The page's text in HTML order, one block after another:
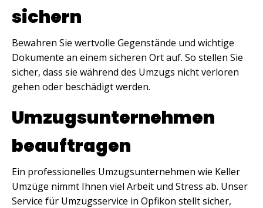
sichern
Bewahren Sie wertvolle Gegenstände und wichtige
Dokumente an einem sicheren Ort auf. So stellen Sie
sicher, dass sie während des Umzugs nicht verloren
gehen oder beschädigt werden.
Umzugsunternehmen
beauftragen
Ein professionelles Umzugsunternehmen wie Keller
Umzüge nimmt Ihnen viel Arbeit und Stress ab. Unser
Service für Umzugsservice in Opfikon stellt sicher,